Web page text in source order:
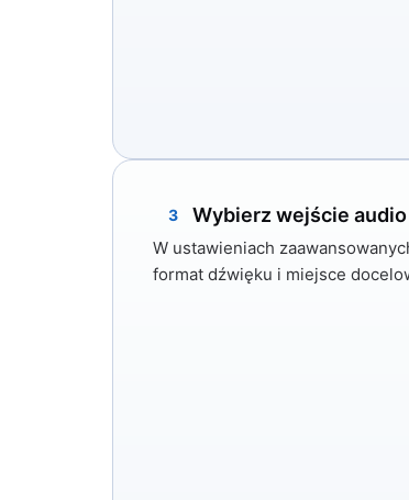
3 Wybierz wejście
W ustawieniach
format dźwięku i miejsce